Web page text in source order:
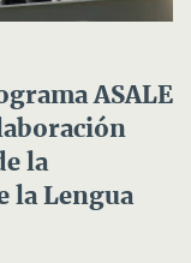
ASALE
la
la Lengua